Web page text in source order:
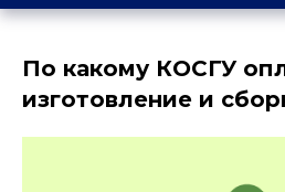
По какому КОСГУ
изготовление и